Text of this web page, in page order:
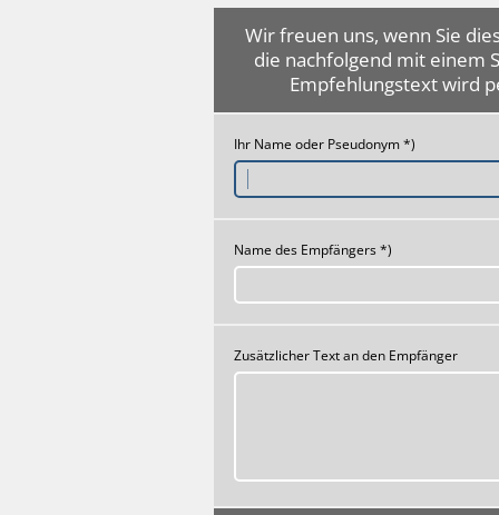
Wir freuen uns, wenn Sie
die nachfolgend mit einem
Empfehlungstext wird
Ihr Name oder Pseudonym *)
Name des Empfängers *)
Zusätzlicher Text an den Empfänger